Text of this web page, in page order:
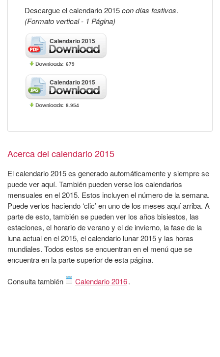
Descargue el calendario 2015con días festivos.
(Formato vertical - 1 Página)
Calendario 2015
679
Calendario 2015
8.954
Acerca del calendario 2015
El calendario 2015 es generado automáticamente y siempre se
puede ver aquí. También pueden verse los calendarios
mensuales en el 2015. Estos incluyen el número de la semana.
Puede verlos haciendo ‘clic’ en uno de los meses aquí arriba. A
parte de esto, también se pueden ver los años bisiestos, las
estaciones, el horario de verano y el de invierno, la fase de la
luna actual en el 2015, el calendario lunar 2015 y las horas
mundiales. Todos estos se encuentran en el menú que se
encuentra en la parte superior de esta página.
Consulta también Calendario 2016.